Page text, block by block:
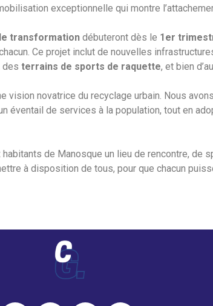
exceptionnelle qui montre
transformation débuteront dès le 1er
Ce projet inclut de nouvelles
des terrains de sports de raquette, et bien
vision novatrice du recyclage urbain. Nous
éventail de services à la population, tout en
de Manosque un lieu de rencontre, de
à disposition de tous, pour que chacun